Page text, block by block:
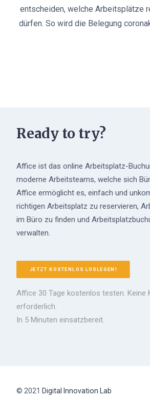
entscheiden, welche Arbeitsplätze
dürfen. So wird die Belegung
Ready to try?
Affice ist das online Arbeitsplatz-
moderne Arbeitsteams, welche sich
Affice ermöglicht es, einfach und
richtigen Arbeitsplatz zu reservieren,
im Büro zu finden und
verwalten.
JETZT KOSTENLOS LOSLEGEN!
Affice 30 Tage kostenlos testen. Keine
erforderlich.
In 5 Minuten einsatzbereit.
© 2021 Digital Innovation Lab